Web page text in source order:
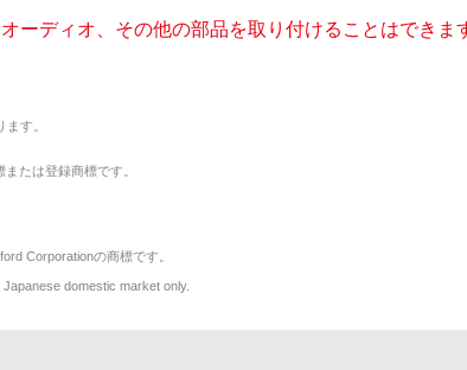
ーディオ、その他の部品を取り付けることはできま
す。
たは登録商標です。
Corporationの商標です。
domestic market only.